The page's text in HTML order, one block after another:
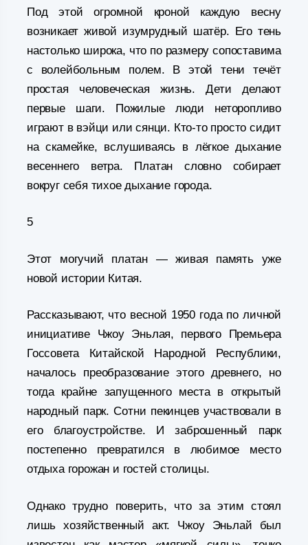
Под этой огромной кроной каждую весну
возникает живой изумрудный шатёр. Его тень
настолько широка, что по размеру сопоставима
с волейбольным полем. В этой тени течёт
простая человеческая жизнь. Дети делают
первые шаги. Пожилые люди неторопливо
играют в вэйци или сянци. Кто-то просто сидит
на скамейке, вслушиваясь в лёгкое дыхание
весеннего ветра. Платан словно собирает
вокруг себя тихое дыхание города.
5
Этот могучий платан — живая память уже
новой истории Китая.
Рассказывают, что весной 1950 года по личной
инициативе Чжоу Эньлая, первого Премьера
Госсовета Китайской Народной Республики,
началось преобразование этого древнего, но
тогда крайне запущенного места в открытый
народный парк. Сотни пекинцев участвовали в
его благоустройстве. И заброшенный парк
постепенно превратился в любимое место
отдыха горожан и гостей столицы.
Однако трудно поверить, что за этим стоял
лишь хозяйственный акт. Чжоу Эньлай был